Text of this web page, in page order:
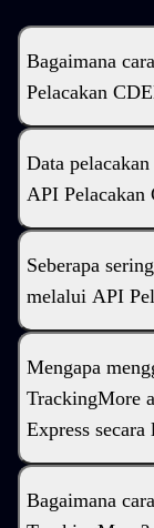
Bagaimana
Pelacakan
Data
API Pelacakan
Seberapa
melalui API
Mengapa
TrackingMore
Express secara
Bagaimana